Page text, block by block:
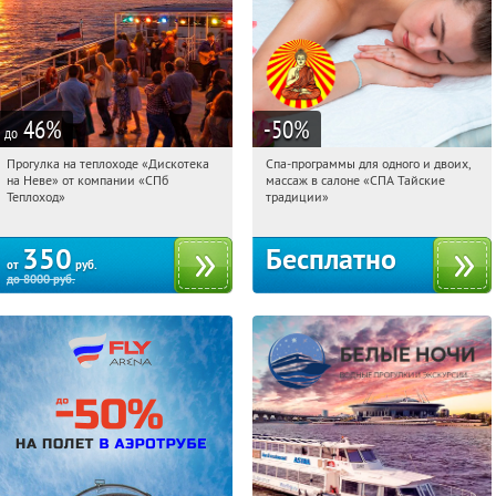
до 46%
14:57:13 Купили:14
Горьковская
Прогулка на теплоходе «Дискотека
на Неве» от компании «СПб
Теплоход»
от 350 руб.
до8000руб.
-50%
14:57:13 Получили:1679
Маяковская
Спа-программы для одного и двоих,
массаж в салоне «СПА Тайские
традиции»
Бесплатно